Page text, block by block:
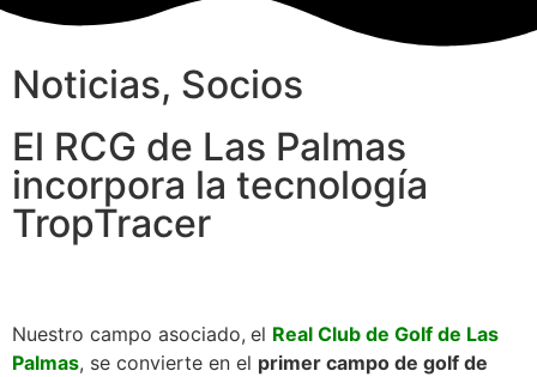
Noticias, Socios
El RCG de Las Palmas
incorpora la tecnología
TropTracer
Nuestro campo asociado, el Real Club de Golf de Las
Palmas, se convierte en el primer campo de golf de